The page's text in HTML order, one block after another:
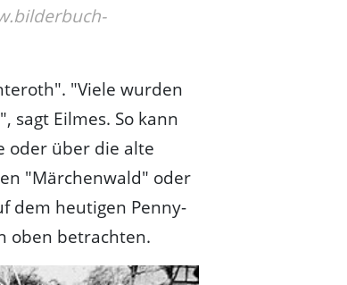
"Viele wurden
sagt Eilmes. So kann
oder über die alte
"Märchenwald" oder
dem heutigen Penny-
oben betrachten.